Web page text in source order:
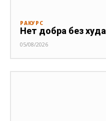
РАКУРС
Нет добра без худа
05/08/2026